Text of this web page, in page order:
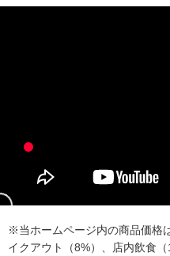
※当ホームページ内の商品価格
イクアウト（8%）、店内飲食